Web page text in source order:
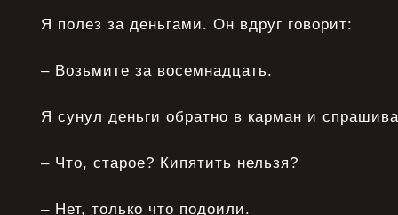
Я полез за деньгами. Он вдруг говорит:
– Возьмите за восемнадцать.
Я сунул деньги обратно в карман и
– Что, старое? Кипятить нельзя?
– Нет, только что подоили.